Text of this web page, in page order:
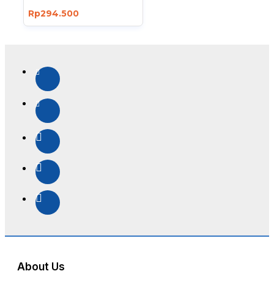
Rp294.500
About Us